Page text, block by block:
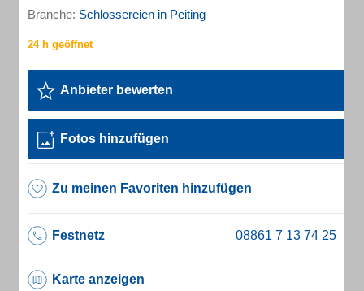
Branche: Schlossereien in Peiting
Anbieter bewerten
Fotos hinzufügen
Zu meinen Favoriten hinzufügen
Festnetz
Karte anzeigen